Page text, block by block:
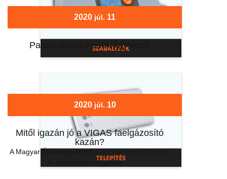
2020 júl. 11
Panzió tulajdonosok figyelem!
2020 júl. 10
Mitől igazán jó a VIGAS faelgázosító
kazán?
A Magyar Épületgépészet, LXII. évfolyam, 2013/7-
8. számában megjelent ...